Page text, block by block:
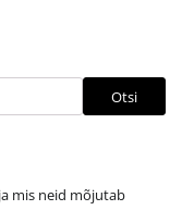
Otsi
mis neid mõjutab